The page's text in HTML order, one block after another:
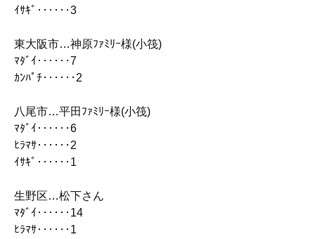
ｲｻｷﾞ‥‥‥3
東大阪市…神原ﾌｧﾐﾘｰ様(小筏)
ﾏﾀﾞｲ‥‥‥7
ｶﾝﾊﾟﾁ‥‥‥2
八尾市…平田ﾌｧﾐﾘｰ様(小筏)
ﾏﾀﾞｲ‥‥‥6
ﾋﾗﾏｻ‥‥‥2
ｲｻｷﾞ‥‥‥1
生野区…松下さん
ﾏﾀﾞｲ‥‥‥14
ﾋﾗﾏｻ‥‥‥1